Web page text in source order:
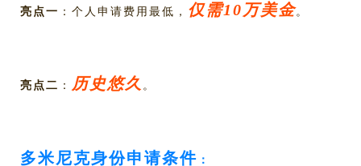
亮点一 ：个人申请费用最低， 仅需10万美金。
亮点二 ： 历史悠久 。
多米尼克身份申请条件 ：